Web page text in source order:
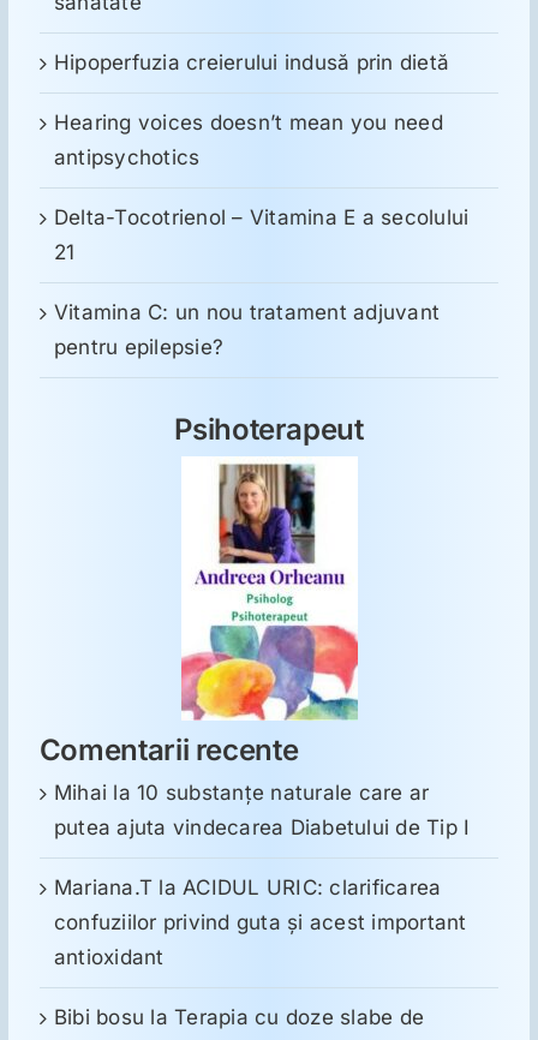
Hipoperfuzia creierului indusă prin dietă
Hearing voices doesn’t mean you need
antipsychotics
Delta-Tocotrienol – Vitamina E a secolului
21
Vitamina C: un nou tratament adjuvant
pentru epilepsie?
Psihoterapeut
Comentarii recente
Mihai la10 substanţe naturale care ar
putea ajuta vindecarea Diabetului de Tip I
Mariana.T laACIDUL URIC: clarificarea
confuziilor privind guta și acest important
antioxidant
Bibi bosu laTerapia cu doze slabe de